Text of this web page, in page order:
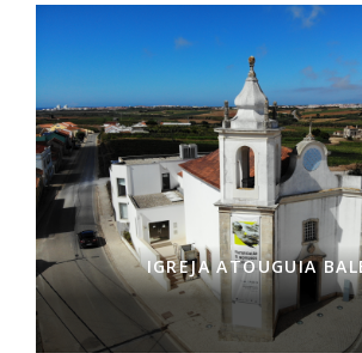
IGREJA ATOUGUIA